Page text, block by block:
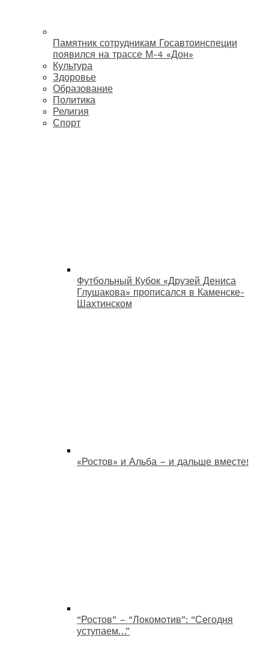
Памятник сотрудникам Госавтоинспеции
появился на трассе М-4 «Дон»
Культура
Здоровье
Образование
Политика
Религия
Спорт
Футбольный Кубок «Друзей Дениса
Глушакова» прописался в Каменске-
Шахтинском
«Ростов» и Альба – и дальше вместе!
“Ростов” – “Локомотив”: “Сегодня
уступаем…”